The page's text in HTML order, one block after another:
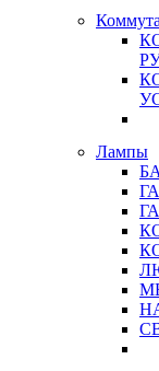
Лампы